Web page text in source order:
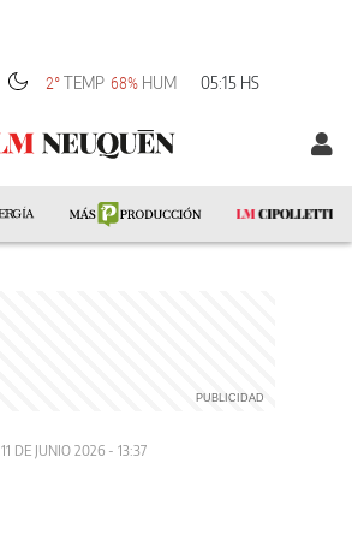
2° TEMP 68% HUM 05:15 HS
11 DE JUNIO 2026 - 13:37